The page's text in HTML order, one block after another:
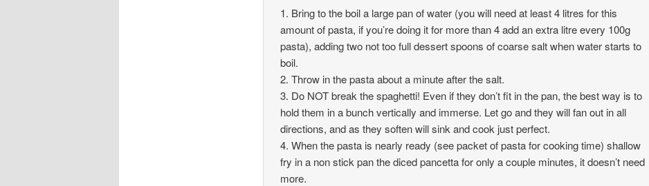
1. Bring to the boil a large pan of water (you will need at least 4 litres for this
amount of pasta, if you’re doing it for more than 4 add an extra litre every 100g
pasta), adding two not too full dessert spoons of coarse salt when water starts to
boil.
2. Throw in the pasta about a minute after the salt.
3. Do NOT break the spaghetti! Even if they don’t fit in the pan, the best way is to
hold them in a bunch vertically and immerse. Let go and they will fan out in all
directions, and as they soften will sink and cook just perfect.
4. When the pasta is nearly ready (see packet of pasta for cooking time) shallow
fry in a non stick pan the diced pancetta for only a couple minutes, it doesn’t need
more.